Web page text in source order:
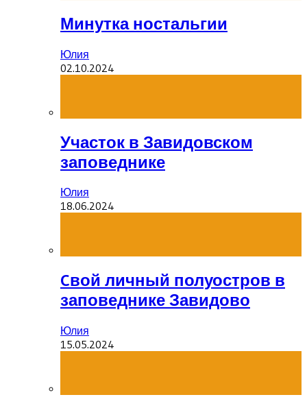
Минутка ностальгии
Юлия
02.10.2024
Участок в Завидовском
заповеднике
Юлия
18.06.2024
Cвой личный полуостров в
заповеднике Завидово
Юлия
15.05.2024